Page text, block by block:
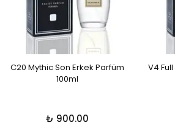
C20 Mythic Son Erkek Parfüm
100ml
₺ 900.00
V4